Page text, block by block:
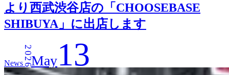
より西武渋谷店の「CHOOSEBASE
SHIBUYA」に出店します
News 2026May13